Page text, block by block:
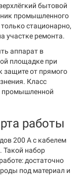
бытовой
промышленного
стационарно,
участке ремонта.
аппарат в
площадке при
защите от прямого
Класс
промышленной
работы
200 А с кабелем
Такой набор
достаточно
под материал и